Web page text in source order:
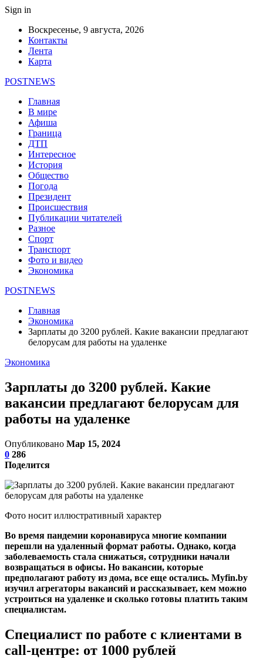
Sign in
Воскресенье, 9 августа, 2026
Контакты
Лента
Карта
POSTNEWS
Главная
В мире
Афиша
Граница
ДТП
Интересное
История
Общество
Погода
Президент
Происшествия
Публикации читателей
Разное
Спорт
Транспорт
Фото и видео
Экономика
POSTNEWS
Главная
Экономика
Зарплаты до 3200 рублей. Какие вакансии предлагают
белорусам для работы на удаленке
Экономика
Зарплаты до 3200 рублей. Какие
вакансии предлагают белорусам для
работы на удаленке
Опубликовано Мар 15, 2024
0 286
Поделится
Фото носит иллюстративный характер
Во время пандемии коронавируса многие компании
перешли на удаленный формат работы. Однако, когда
заболеваемость стала снижаться, сотрудники начали
возвращаться в офисы. Но вакансии, которые
предполагают работу из дома, все еще остались. Myfin.by
изучил агрегаторы вакансий и рассказывает, кем можно
устроиться на удаленке и сколько готовы платить таким
специалистам.
Специалист по работе с клиентами в
call-центре: от 1000 рублей